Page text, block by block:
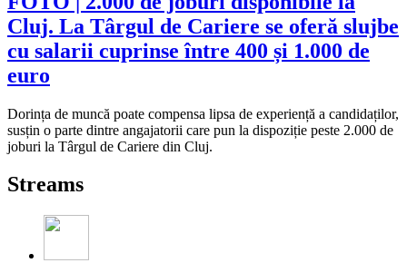
Cluj. La Târgul de Cariere se oferă slujbe
cu salarii cuprinse între 400 și 1.000 de
euro
Dorința de muncă poate compensa lipsa de experiență a candidaților,
susțin o parte dintre angajatorii care pun la dispoziție peste 2.000 de
joburi la Târgul de Cariere din Cluj.
Streams